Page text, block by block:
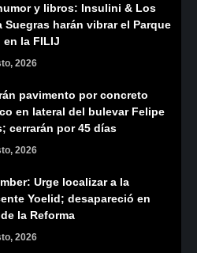
y libros: Insulini & Los
Suegras harán vibrar el Parque
en la FILIJ
2026
pavimento por concreto
en lateral del bulevar Felipe
cerrarán por 45 días
2026
Urge localizar a la
Yoelid; desapareció en
la Reforma
2026